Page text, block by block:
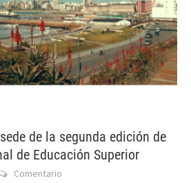
de la segunda edición de
de Educación Superior
Comentario